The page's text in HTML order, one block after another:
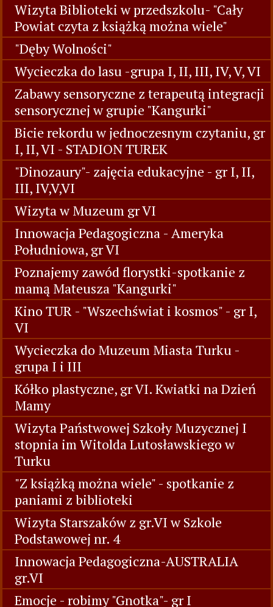
Wizyta Biblioteki w przedszkolu- "Cały
Powiat czyta z książką można wiele"
"Dęby Wolności"
Wycieczka do lasu -grupa I, II, III, IV, V, VI
Zabawy sensoryczne z terapeutą integracji
sensorycznej w grupie "Kangurki"
Bicie rekordu w jednoczesnym czytaniu, gr
I, II, VI - STADION TUREK
"Dinozaury"- zajęcia edukacyjne - gr I, II,
III, IV,V,VI
Wizyta w Muzeum gr VI
Innowacja Pedagogiczna - Ameryka
Południowa, gr VI
Poznajemy zawód florystki-spotkanie z
mamą Mateusza "Kangurki"
Kino TUR - "Wszechświat i kosmos" - gr I,
VI
Wycieczka do Muzeum Miasta Turku -
grupa I i III
Kółko plastyczne, gr VI. Kwiatki na Dzień
Mamy
Wizyta Państwowej Szkoły Muzycznej I
stopnia im Witolda Lutosławskiego w
Turku
"Z książką można wiele" - spotkanie z
paniami z biblioteki
Wizyta Starszaków z gr.VI w Szkole
Podstawowej nr. 4
Innowacja Pedagogiczna-AUSTRALIA
gr.VI
Emocje - robimy "Gnotka"- gr I